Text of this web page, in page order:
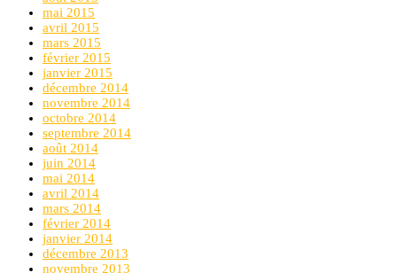
mai 2015
avril 2015
mars 2015
février 2015
janvier 2015
décembre 2014
novembre 2014
octobre 2014
septembre 2014
août 2014
juin 2014
mai 2014
avril 2014
mars 2014
février 2014
janvier 2014
décembre 2013
novembre 2013